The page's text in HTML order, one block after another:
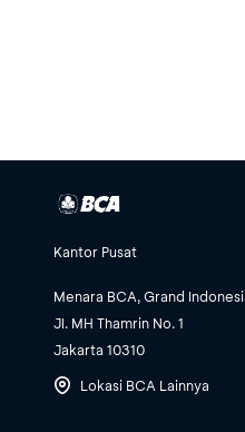
Kantor Pusat
Menara BCA, Grand
Jl. MH Thamrin No. 1
Jakarta 10310
Lokasi BCA Lainnya